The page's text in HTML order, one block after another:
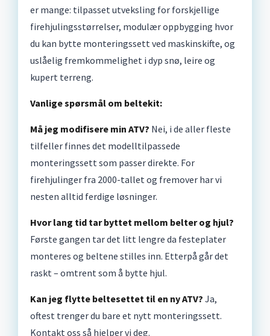
er mange: tilpasset utveksling for forskjellige
firehjulingsstørrelser, modulær oppbygging hvor
du kan bytte monteringssett ved maskinskifte, og
uslåelig fremkommelighet i dyp snø, leire og
kupert terreng.
Vanlige spørsmål om beltekit:
Må jeg modifisere min ATV? Nei, i de aller fleste
tilfeller finnes det modelltilpassede
monteringssett som passer direkte. For
firehjulinger fra 2000-tallet og fremover har vi
nesten alltid ferdige løsninger.
Hvor lang tid tar byttet mellom belter og hjul?
Første gangen tar det litt lengre da festeplater
monteres og beltene stilles inn. Etterpå går det
raskt – omtrent som å bytte hjul.
Kan jeg flytte beltesettet til en ny ATV? Ja,
oftest trenger du bare et nytt monteringssett.
Kontakt oss så hjelper vi deg.